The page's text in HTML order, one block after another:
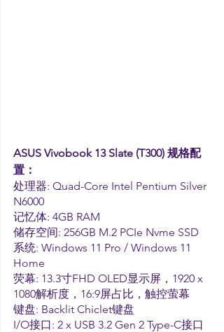
ASUS Vivobook 13 Slate (T300) 规格配
置：
处理器: Quad-Core Intel Pentium Silver
N6000
记忆体: 4GB RAM
储存空间: 256GB M.2 PCIe Nvme SSD
系统: Windows 11 Pro / Windows 11
Home
荧幕: 13.3寸FHD OLED显示屏，1920 x
1080解析度，16:9屏占比，触控萤幕
键盘: Backlit Chiclet键盘
I/O接口: 2 x USB 3.2 Gen 2 Type-C接口